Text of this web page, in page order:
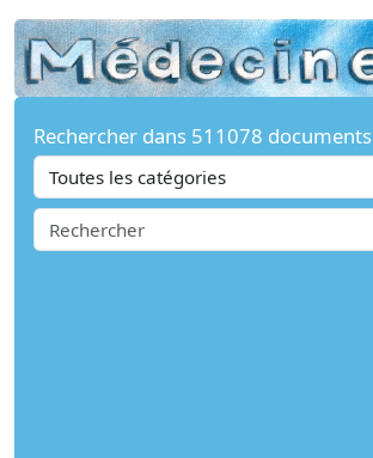
Rechercher dans 511078 documents